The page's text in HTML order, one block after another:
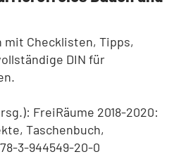
mit Checklisten, Tipps,
DIN für
FreiRäume 2018-2020:
Taschenbuch,
3-944549-20-0